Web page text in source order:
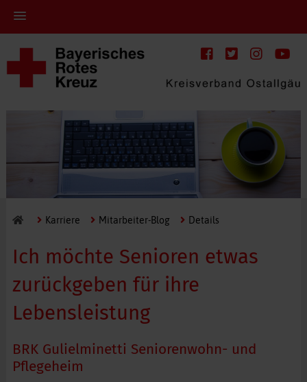
Karriere Mitarbeiter-Blog Details
Ich möchte Senioren etwas
zurückgeben für ihre
Lebensleistung
BRK Gulielminetti Seniorenwohn- und
Pflegeheim